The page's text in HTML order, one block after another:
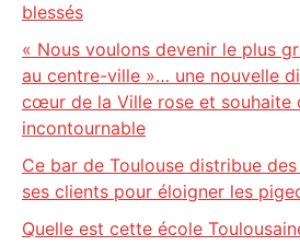
blessés
« Nous voulons devenir le plus
au centre-ville »… une nouvelle
cœur de la Ville rose et souhaite
incontournable
Ce bar de Toulouse distribue
ses clients pour éloigner les
Quelle est cette école